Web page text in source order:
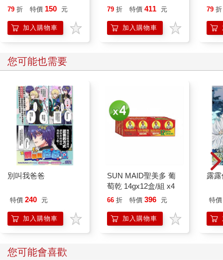
79 折 特價 150 元
加入購物車
喵》作者最新力作，附
79 折 特價 411 元
加入購物車
79 折
您可能也需要
別叫我爸爸
特價 240 元
加入購物車
SUN MAID聖美多 葡
萄乾 14gx12盒/組 x4
66 折 特價 396 元
加入購物車
露
特價
您可能會喜歡